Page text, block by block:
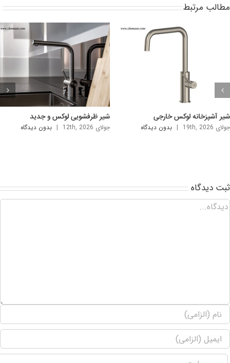
مرتبط
سینک دستشویی شیک و لوکس
جولای 5th, 2026 بدون ديدگاه
سینک روشویی لاکچری خارجی
آگوست 2nd, 2026 | بدون ديدگاه